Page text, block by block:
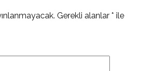
Gerekli alanlar * ile